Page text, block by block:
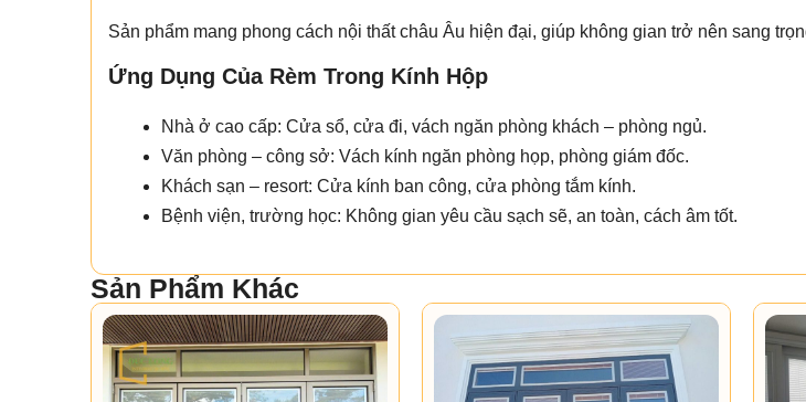
Sản phẩm mang phong cách nội thất châu Âu hiện đại, giúp không gian trở nên sang
Ứng Dụng Của Rèm Trong Kính Hộp
Nhà ở cao cấp: Cửa sổ, cửa đi, vách ngăn phòng khách – phòng ngủ.
Văn phòng – công sở: Vách kính ngăn phòng họp, phòng giám đốc.
Khách sạn – resort: Cửa kính ban công, cửa phòng tắm kính.
Bệnh viện, trường học: Không gian yêu cầu sạch sẽ, an toàn, cách âm tốt.
Sản Phẩm Khác